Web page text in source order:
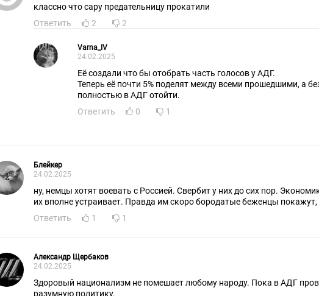
классно что сару предательницу прокатили
Ответить
2 2
Varna_IV
24.02.2025
Её создали что бы отобрать часть голосов у АДГ.
Теперь её почти 5% поделят между всеми прошедшими, а
полностью в АДГ отойти.
Ответить
0 1
Блейкер
24.02.2025
ну, немцы хотят воевать с Россией. Свербит у них до сих пор.
их вполне устраивает. Правда им скоро бородатые беженцы покажут,
Ответить
1 1
Александр Щербаков
24.02.2025
Здоровый национализм не помешает любому народу. Пока в АДГ
разумную политику.